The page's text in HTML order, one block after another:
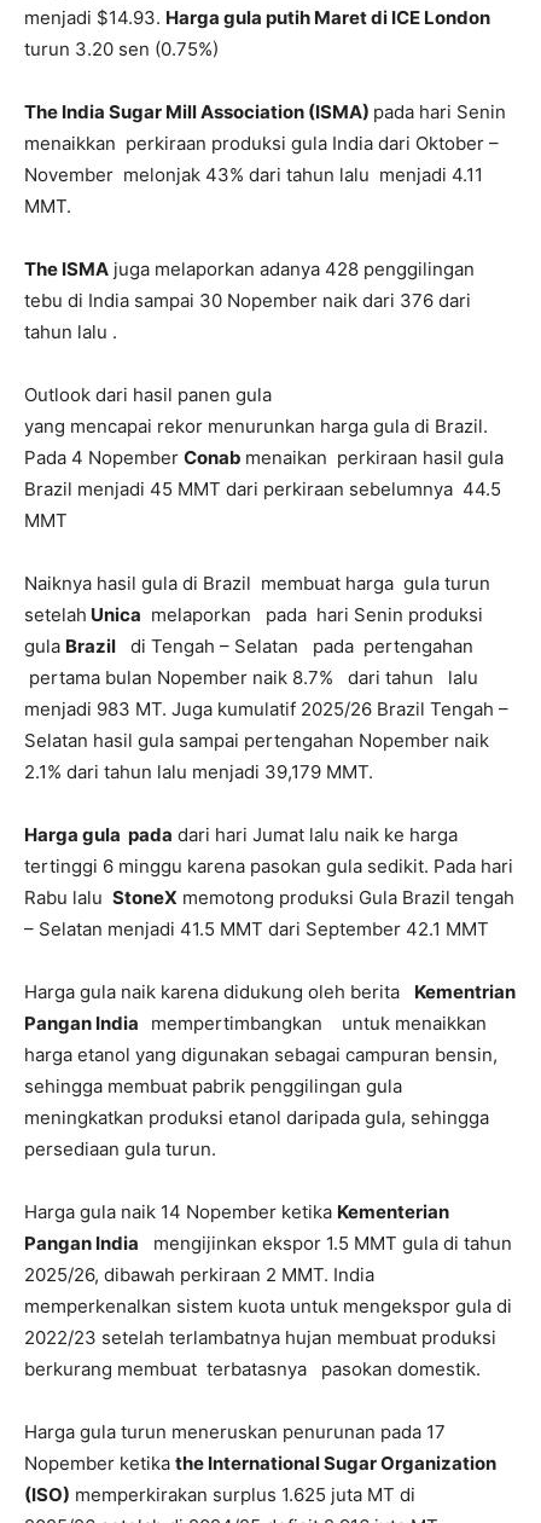
menjadi $14.93. Harga gula putih Maret di ICE London
turun 3.20 sen (0.75%)
The India Sugar Mill Association (ISMA) pada hari Senin
menaikkan perkiraan produksi gula India dari Oktober –
November melonjak 43% dari tahun lalu menjadi 4.11
MMT.
The ISMA juga melaporkan adanya 428 penggilingan
tebu di India sampai 30 Nopember naik dari 376 dari
tahun lalu .
Outlook dari hasil panen gula
yang mencapai rekor menurunkan harga gula di Brazil.
Pada 4 Nopember Conab menaikan perkiraan hasil gula
Brazil menjadi 45 MMT dari perkiraan sebelumnya 44.5
MMT
Naiknya hasil gula di Brazil membuat harga gula turun
setelah Unica melaporkan pada hari Senin produksi
gula Brazil di Tengah – Selatan pada pertengahan
pertama bulan Nopember naik 8.7% dari tahun lalu
menjadi 983 MT. Juga kumulatif 2025/26 Brazil Tengah –
Selatan hasil gula sampai pertengahan Nopember naik
2.1% dari tahun lalu menjadi 39,179 MMT.
Harga gula pada dari hari Jumat lalu naik ke harga
tertinggi 6 minggu karena pasokan gula sedikit. Pada hari
Rabu lalu StoneX memotong produksi Gula Brazil tengah
– Selatan menjadi 41.5 MMT dari September 42.1 MMT
Harga gula naik karena didukung oleh berita Kementrian
Pangan India
mempertimbangkan untuk menaikkan
harga etanol yang digunakan sebagai campuran bensin,
sehingga membuat pabrik penggilingan gula
meningkatkan produksi etanol daripada gula, sehingga
persediaan gula turun.
Harga gula naik 14 Nopember ketika Kementerian
Pangan India mengijinkan ekspor 1.5 MMT gula di tahun
2025/26, dibawah perkiraan 2 MMT. India
memperkenalkan sistem kuota untuk mengekspor gula di
2022/23 setelah terlambatnya hujan membuat produksi
berkurang membuat terbatasnya pasokan domestik.
Harga gula turun meneruskan penurunan pada 17
Nopember ketika the International Sugar Organization
(ISO) memperkirakan surplus 1.625 juta MT di